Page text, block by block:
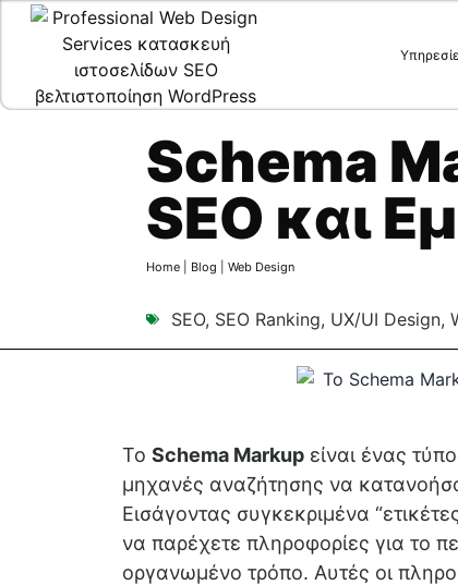
Schema
SEO και
Home Blog |Web Design
SEO, SEO Ranking, UX/UI Design,
Το Schema Markup είναι ένας
μηχανές αναζήτησης να
Εισάγοντας συγκεκριμένα
να παρέχετε πληροφορίες για το
οργανωμένο τρόπο. Αυτές οι